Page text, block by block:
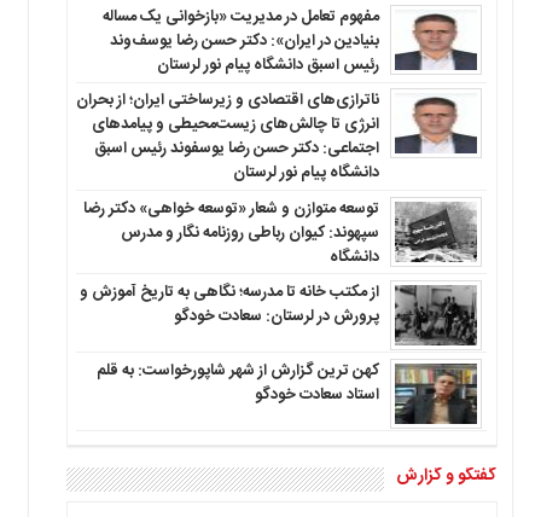
مفهوم تعامل در مدیریت «بازخوانی یک مساله
بنیادین در ایران»: دکتر حسن رضا یوسف‌وند
رئیس اسبق دانشگاه پیام نور لرستان
ناترازی‌های اقتصادی و زیرساختی ایران؛ از بحران
انرژی تا چالش‌های زیست‌محیطی و پیامدهای
اجتماعی: دکتر حسن رضا یوسفوند رئیس اسبق
دانشگاه پیام نور لرستان
توسعه متوازن و شعار «توسعه خواهی» دکتر رضا
سپهوند: کیوان رباطی روزنامه نگار و مدرس
دانشگاه
از مکتب خانه تا مدرسه؛ نگاهی به تاریخ آموزش و
پرورش در لرستان: سعادت خودگو
کهن ترین گزارش از شهر شاپورخواست: به قلم
استاد سعادت خودگو
گفتگو و گزارش